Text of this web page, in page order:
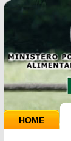
HOME